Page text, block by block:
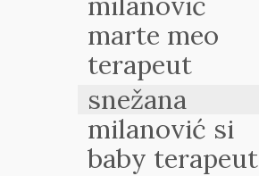
marte meo
terapeut
snežana
milanović si
baby terapeut